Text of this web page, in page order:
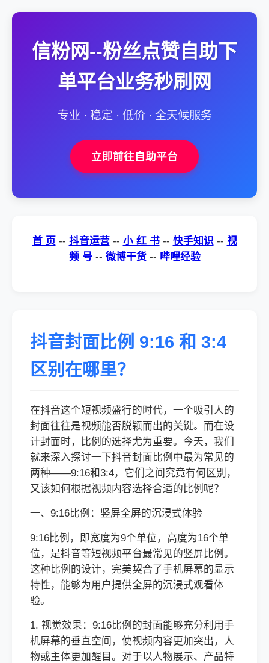
信粉网--粉丝点赞自助下
单平台业务秒刷网
专业 · 稳定 · 低价 · 全天候服务
立即前往自助平台
首 页 -- 抖音运营 -- 小 红 书 -- 快手知识 -- 视
频 号 -- 微博干货 -- 哔哩经验
抖音封面比例 9:16 和 3:4
区别在哪里？
在抖音这个短视频盛行的时代，一个吸引人的
封面往往是视频能否脱颖而出的关键。而在设
计封面时，比例的选择尤为重要。今天，我们
就来深入探讨一下抖音封面比例中最为常见的
两种——9:16和3:4，它们之间究竟有何区别，
又该如何根据视频内容选择合适的比例呢？
一、9:16比例：竖屏全屏的沉浸式体验
9:16比例，即宽度为9个单位，高度为16个单
位，是抖音等短视频平台最常见的竖屏比例。
这种比例的设计，完美契合了手机屏幕的显示
特性，能够为用户提供全屏的沉浸式观看体
验。
1. 视觉效果：9:16比例的封面能够充分利用手
机屏幕的垂直空间，使视频内容更加突出，人
物或主体更加醒目。对于以人物展示、产品特